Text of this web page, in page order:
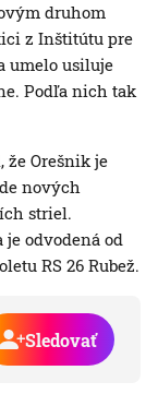
druhom
z Inštitútu pre
umelo usiluje
Podľa nich tak
Orešnik je
nových
striel.
odvodená od
RS 26 Rubež.
Sledovať